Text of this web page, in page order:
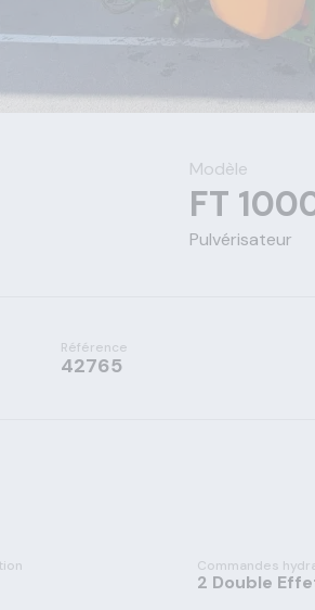
Modèle
FT
Pulvérisateur
Référence
42765
Commandes
2 Double